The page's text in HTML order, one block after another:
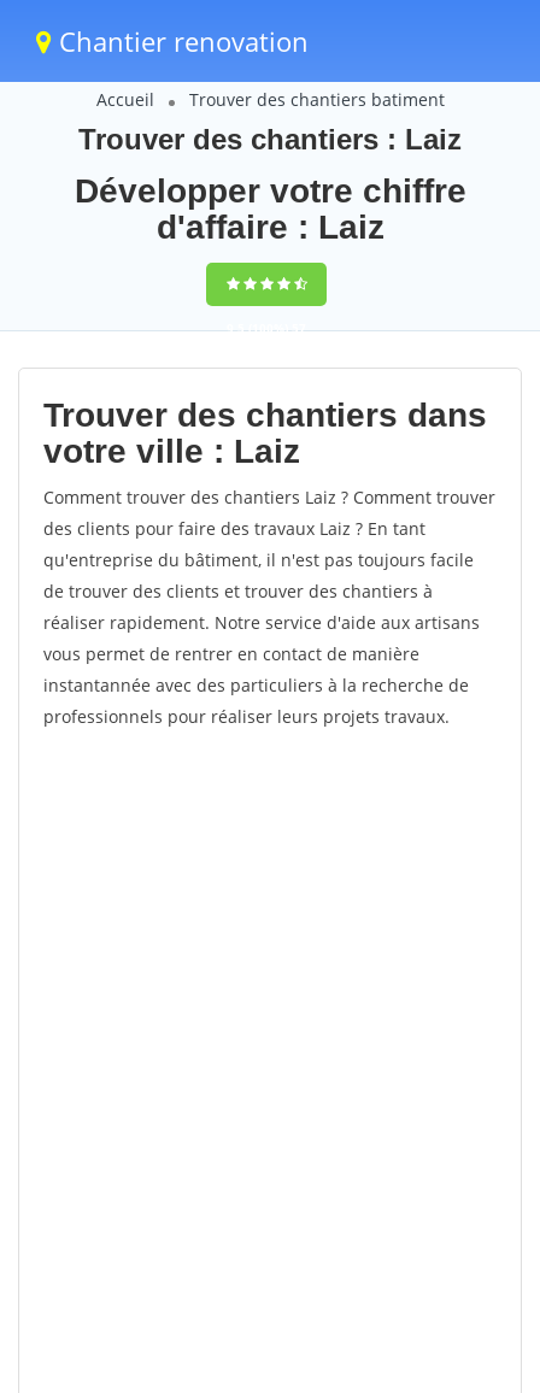
Chantier renovation
Accueil Trouver des chantiers batiment
Trouver des chantiers : Laiz
Développer votre chiffre
d'affaire : Laiz
9,5(100%)57
votes
Trouver des chantiers dans
votre ville : Laiz
Comment trouver des chantiers Laiz ? Comment trouver
des clients pour faire des travaux Laiz ? En tant
qu'entreprise du bâtiment, il n'est pas toujours facile
de trouver des clients et trouver des chantiers à
réaliser rapidement. Notre service d'aide aux artisans
vous permet de rentrer en contact de manière
instantannée avec des particuliers à la recherche de
professionnels pour réaliser leurs projets travaux.